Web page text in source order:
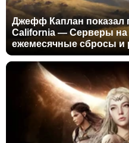
Джефф Каплан показал
California — Серверы на
ежемесячные сбросы и